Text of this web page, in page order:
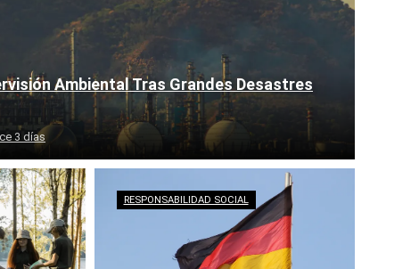
Ambiental Tras Grandes Desastres
3 días
RESPONSABILIDAD SOCIAL